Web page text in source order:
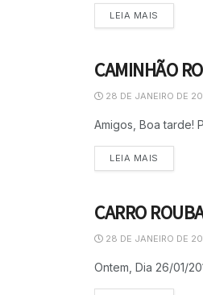
LEIA MAIS
ASSALTO
CAMINHÃO
28 DE JANEIRO DE
Amigos, Boa tarde!
LEIA MAIS
ASSALTO
CARRO
28 DE JANEIRO DE
Ontem, Dia 26/01/